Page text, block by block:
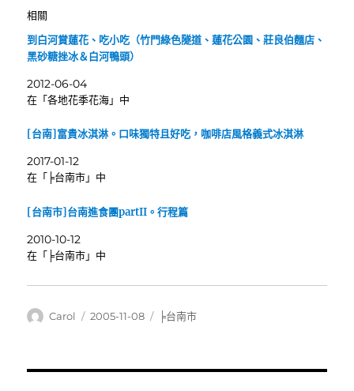
相關
到白河賞蓮花、吃小吃（竹門綠色隧道、蓮花公園、莊良伯麵店、
黑砂糖挫冰＆白河鴨頭）
2012-06-04
在「各地花季花海」中
[台南]富貴冰淇淋。口味獨特且好吃，咖啡店風格義式冰淇淋
2017-01-12
在「╞台南市」中
[台南市]台南進食團partII。行程篇
2010-10-12
在「╞台南市」中
作
Carol
發
2005-11-08
分
╞台南市